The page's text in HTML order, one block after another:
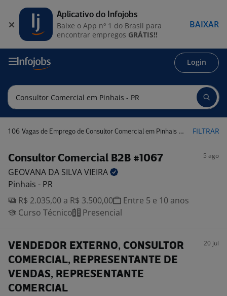
Login
106 Vagas de Emprego de Consultor Comercial em Pinhais - PR FILTRAR
Consultor Comercial B2B #1067 5 ago
GEOVANA DA SILVAVIEIRA
Pinhais - PR
R$ 2.035,00 a R$ 3.500,00
Entre 5 e 10 anos
Curso Técnico
Presencial
VENDEDOR EXTERNO, CONSULTOR
COMERCIAL, REPRESENTANTE DE
VENDAS, REPRESENTANTE
COMERCIAL
20 jul
Aplicativo do Infojobs
Baixe o App nº 1 do Brasil para
encontrar empregos GRÁTIS!!
BAIXAR